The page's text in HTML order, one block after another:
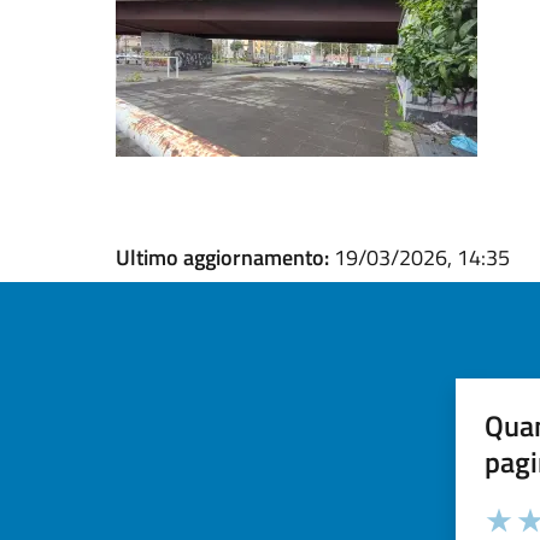
Ultimo aggiornamento: 19/03/2026, 14:35
Valuta